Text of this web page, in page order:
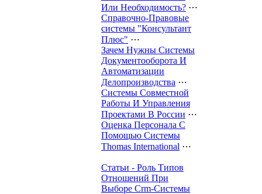
Или Необходимость? ⋯
Справочно-Правовые
системы "Консультант
Плюс" ⋯
Зачем Нужны Системы
Документооборота И
Автоматизации
Делопроизводства ⋯
Системы Совместной
Работы И Управления
Проектами В России ⋯
Оценка Персонала С
Помощью Системы
Thomas International ⋯
Статьи - Роль Типов
Отношений При
Выборе Crm-Системы